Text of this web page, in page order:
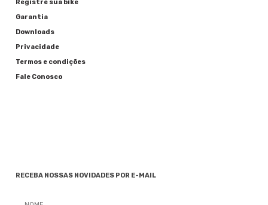
Registre sua bike
Garantia
Downloads
Privacidade
Termos e condições
Fale Conosco
RECEBA NOSSAS NOVIDADES POR E-MAIL